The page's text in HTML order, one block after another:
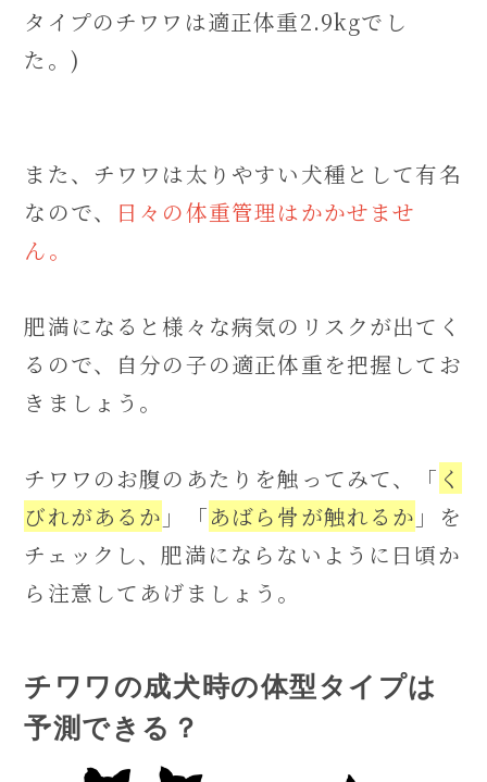
タイプのチワワは適正体重2.9kgでし
た。)
また、チワワは太りやすい犬種として有名
なので、 日々の体重管理はかかせませ
ん。
肥満になると様々な病気のリスクが出てく
るので、自分の子の適正体重を把握してお
きましょう。
チワワのお腹のあたりを触ってみて、「 く
びれがあるか 」「あばら骨が触れるか 」を
チェックし、肥満にならないように日頃か
ら注意してあげましょう。
チワワの成犬時の体型タイプは
予測できる？